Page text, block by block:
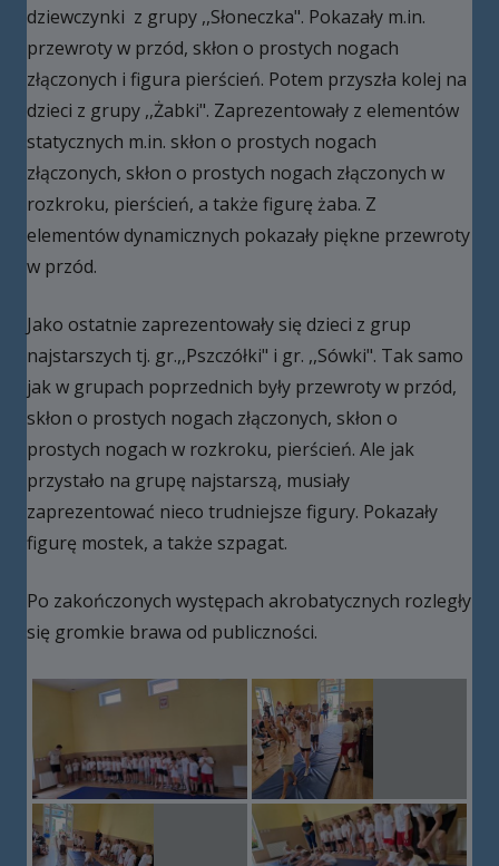
dziewczynki z grupy ,,Słoneczka". Pokazały m.in.
przewroty w przód, skłon o prostych nogach
złączonych i figura pierścień. Potem przyszła kolej na
dzieci z grupy ,,Żabki". Zaprezentowały z elementów
statycznych m.in. skłon o prostych nogach
złączonych, skłon o prostych nogach złączonych w
rozkroku, pierścień, a także figurę żaba. Z
elementów dynamicznych pokazały piękne przewroty
w przód.
Jako ostatnie zaprezentowały się dzieci z grup
najstarszych tj. gr.,,Pszczółki" i gr. ,,Sówki". Tak samo
jak w grupach poprzednich były przewroty w przód,
skłon o prostych nogach złączonych, skłon o
prostych nogach w rozkroku, pierścień. Ale jak
przystało na grupę najstarszą, musiały
zaprezentować nieco trudniejsze figury. Pokazały
figurę mostek, a także szpagat.
Po zakończonych występach akrobatycznych rozległy
się gromkie brawa od publiczności.